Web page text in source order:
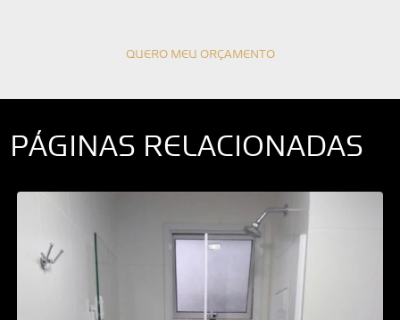
QUERO MEU ORÇAMENTO
PÁGINAS RELACIONADAS